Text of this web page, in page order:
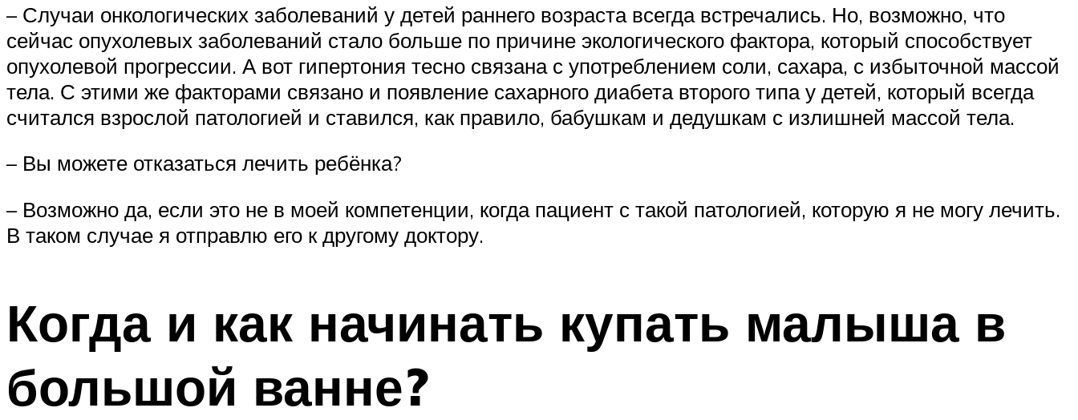
– Случаи онкологических заболеваний у детей раннего возраста всегда встречались. Но, возможно, что
сейчас опухолевых заболеваний стало больше по причине экологического фактора, который способствует
опухолевой прогрессии. А вот гипертония тесно связана с употреблением соли, сахара, с избыточной массой
тела. С этими же факторами связано и появление сахарного диабета второго типа у детей, который всегда
считался взрослой патологией и ставился, как правило, бабушкам и дедушкам с излишней массой тела.
– Вы можете отказаться лечить ребёнка?
– Возможно да, если это не в моей компетенции, когда пациент с такой патологией, которую я не могу лечить.
В таком случае я отправлю его к другому доктору.
Когда и как начинать купать малыша в
большой ванне?